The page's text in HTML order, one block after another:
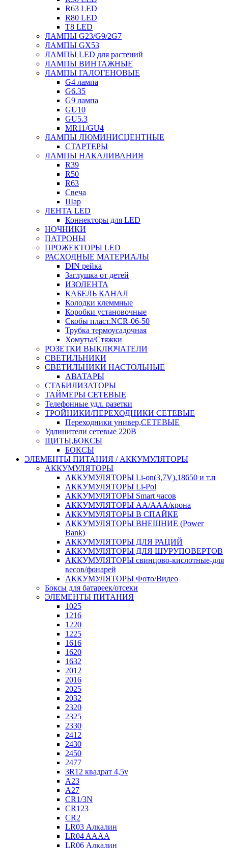
R63 LED
R80 LED
T8 LED
ЛАМПЫ G23/G9/2G7
ЛАМПЫ GX53
ЛАМПЫ LED для растений
ЛАМПЫ ВИНТАЖНЫЕ
ЛАМПЫ ГАЛОГЕНОВЫЕ
G4 лампа
G6.35
G9 лампа
GU10
GU5.3
MR11/GU4
ЛАМПЫ ЛЮМИНИСЦЕНТНЫЕ
СТАРТЕРЫ
ЛАМПЫ НАКАЛИВАНИЯ
R39
R50
R63
Свеча
Шар
ЛЕНТА LED
Коннекторы для LED
НОЧНИКИ
ПАТРОНЫ
ПРОЖЕКТОРЫ LED
РАСХОДНЫЕ МАТЕРИАЛЫ
DIN рейка
Заглушка от детей
ИЗОЛЕНТА
КАБЕЛЬ КАНАЛ
Колодки клеммные
Коробки установочные
Скобы пласт.NCR-06-50
Трубка термоусадочная
Хомуты/Стяжки
РОЗЕТКИ ВЫКЛЮЧАТЕЛИ
СВЕТИЛЬНИКИ
СВЕТИЛЬНИКИ НАСТОЛЬНЫЕ
АВАТАРЫ
СТАБИЛИЗАТОРЫ
ТАЙМЕРЫ СЕТЕВЫЕ
Телефонные удл. разетки
ТРОЙНИКИ/ПЕРЕХОДНИКИ СЕТЕВЫЕ
Переходники универ,СЕТЕВЫЕ
Удлинители сетевые 220В
ЩИТЫ,БОКСЫ
БОКСЫ
ЭЛЕМЕНТЫ ПИТАНИЯ / АККУМУЛЯТОРЫ
АККУМУЛЯТОРЫ
АККУМУЛЯТОРЫ Li-on(3,7V),18650 и т.п
АККУМУЛЯТОРЫ Li-Pol
АККУМУЛЯТОРЫ Smart часов
АККУМУЛЯТОРЫ АА/ААА/крона
АККУМУЛЯТОРЫ В СПАЙКЕ
АККУМУЛЯТОРЫ ВНЕШНИЕ (Power
Bank)
АККУМУЛЯТОРЫ ДЛЯ РАЦИЙ
АККУМУЛЯТОРЫ ДЛЯ ШУРУПОВЕРТОВ
АККУМУЛЯТОРЫ свинцово-кислотные-для
весов/фонарей
АККУМУЛЯТОРЫ Фото/Видео
Боксы для батареек/отсеки
ЭЛЕМЕНТЫ ПИТАНИЯ
1025
1216
1220
1225
1616
1620
1632
2012
2016
2025
2032
2320
2325
2330
2412
2430
2450
2477
3R12 квадрат 4,5v
A23
A27
CR1/3N
CR123
CR2
LR03 Алкалин
LR04 AAAA
LR06 Алкалин